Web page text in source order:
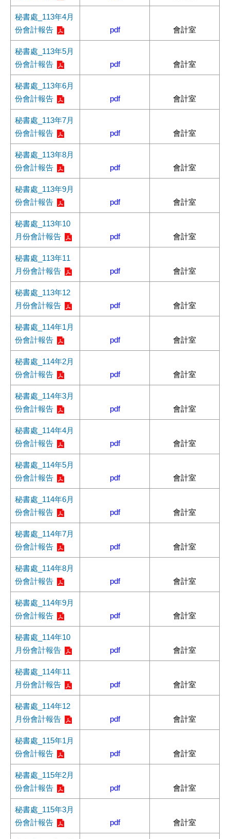
秘書處_113年4月
份會計報告
pdf 會計室
秘書處_113年5月
份會計報告
pdf 會計室
秘書處_113年6月
份會計報告
pdf 會計室
秘書處_113年7月
份會計報告
pdf 會計室
秘書處_113年8月
份會計報告
pdf 會計室
秘書處_113年9月
份會計報告
pdf 會計室
秘書處_113年10
月份會計報告
pdf 會計室
秘書處_113年11
月份會計報告
pdf 會計室
秘書處_113年12
月份會計報告
pdf 會計室
秘書處_114年1月
份會計報告
pdf 會計室
秘書處_114年2月
份會計報告
pdf 會計室
秘書處_114年3月
份會計報告
pdf 會計室
秘書處_114年4月
份會計報告
pdf 會計室
秘書處_114年5月
份會計報告
pdf 會計室
秘書處_114年6月
份會計報告
pdf 會計室
秘書處_114年7月
份會計報告
pdf 會計室
秘書處_114年8月
份會計報告
pdf 會計室
秘書處_114年9月
份會計報告
pdf 會計室
秘書處_114年10
月份會計報告
pdf 會計室
秘書處_114年11
月份會計報告
pdf 會計室
秘書處_114年12
月份會計報告
pdf 會計室
秘書處_115年1月
份會計報告
pdf 會計室
秘書處_115年2月
份會計報告
pdf 會計室
秘書處_115年3月
份會計報告
pdf 會計室